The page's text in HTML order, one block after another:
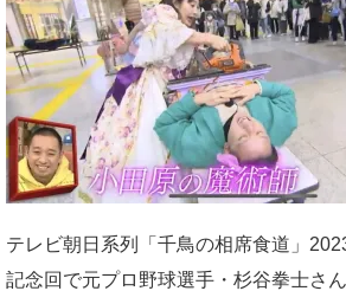
テレビ朝日系列「千鳥の相席食道」
記念回で元プロ野球選手・杉谷拳士さ